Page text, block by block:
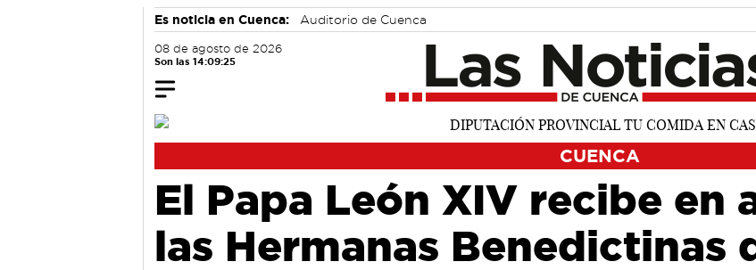
Es noticia en Cuenca: Auditorio de Cuenca
08 de agosto de 2026
Son las 14:09:26
CUENCA
El Papa León XIV recibe en
las Hermanas Benedictinas